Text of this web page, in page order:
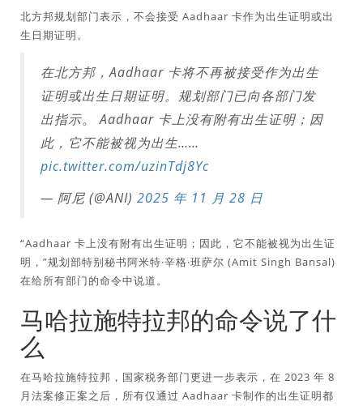
北方邦规划部门表示，不会接受 Aadhaar 卡作为出生证明或出
生日期证明。
在北方邦，Aadhaar 卡将不再被接受作为出生
证明或出生日期证明。规划部门已向各部门发
出指示。 Aadhaar 卡上没有附有出生证明；因
此，它不能被视为出生……
pic.twitter.com/uzinTdj8Yc
— 阿尼 (@ANI) 2025 年 11 月 28 日
“Aadhaar 卡上没有附有出生证明；因此，它不能被视为出生证
明，”规划部特别秘书阿米特·辛格·班萨尔 (Amit Singh Bansal)
在给所有部门的命令中说道。
马哈拉施特拉邦的命令说了什
么
在马哈拉施特拉邦，国家税务部门更进一步表示，在 2023 年 8
月法案修正案之后，所有仅通过 Aadhaar 卡制作的出生证明都